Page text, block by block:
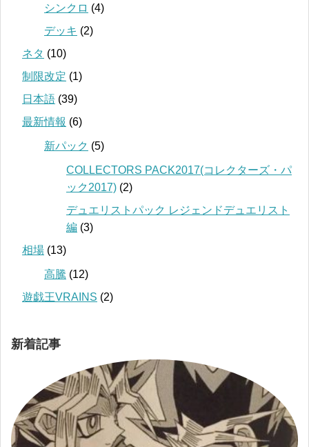
シンクロ (4)
デッキ (2)
ネタ (10)
制限改定 (1)
日本語 (39)
最新情報 (6)
新パック (5)
COLLECTORS PACK2017(コレクターズ・パ
ック2017) (2)
デュエリストパック レジェンドデュエリスト
編 (3)
相場 (13)
高騰 (12)
遊戯王VRAINS (2)
新着記事